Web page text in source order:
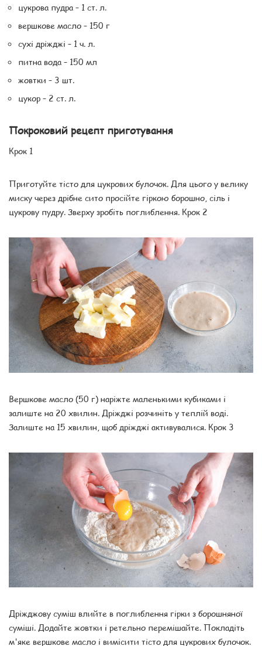
цукрова пудра – 1 ст. л.
вершкове масло – 150 г
сухі дріжджі – 1 ч. л.
питна вода – 150 мл
жовтки – 3 шт.
цукор – 2 ст. л.
Покроковий рецепт приготування
Крок 1
Приготуйте тісто для цукрових булочок. Для цього у велику
миску через дрібне сито просійте гіркою борошно, сіль і
цукрову пудру. Зверху зробіть поглиблення. Крок 2
Вершкове масло (50 г) наріжте маленькими кубиками і
залиште на 20 хвилин. Дріжджі розчиніть у теплій воді.
Залиште на 15 хвилин, щоб дріжджі активувалися. Крок 3
Дріжджову суміш влийте в поглиблення гірки з борошняної
суміші. Додайте жовтки і ретельно перемішайте. Покладіть
м'яке вершкове масло і вимісити тісто для цукрових булочок.